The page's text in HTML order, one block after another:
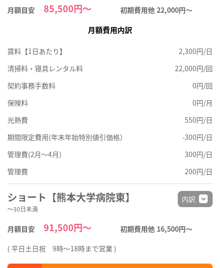
月額目安 85,500円～ 初期費用他 22,000円〜
月額費用内訳
賃料【1日あたり】
2,300円/日
清掃料・寝具レンタル料
22,000円/回
契約事務手数料
0円/回
保険料
0円/月
光熱費
550円/日
期間限定費用(年末年始特別値引価格）
-300円/日
管理費(2月～4月）
300円/日
管理費
200円/日
ショート【熊本大学病院東】
～30日未満
月額目安 91,500円～ 初期費用他 16,500円〜
内訳
( 平日土日祝 9時～18時まで営業 )